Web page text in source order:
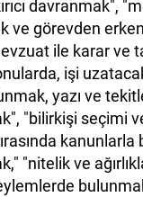
davranmak",
ve görevden
ile karar ve
işi
yazı ve
"bilirkişi seçimi
kanunlarla
"nitelik ve